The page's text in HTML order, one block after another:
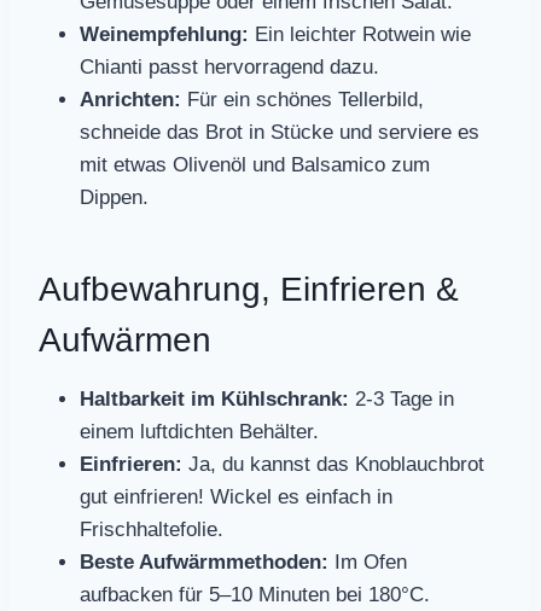
Weinempfehlung: Ein leichter Rotwein wie
Chianti passt hervorragend dazu.
Anrichten: Für ein schönes Tellerbild,
schneide das Brot in Stücke und serviere es
mit etwas Olivenöl und Balsamico zum
Dippen.
Aufbewahrung, Einfrieren &
Aufwärmen
Haltbarkeit im Kühlschrank: 2-3 Tage in
einem luftdichten Behälter.
Einfrieren: Ja, du kannst das Knoblauchbrot
gut einfrieren! Wickel es einfach in
Frischhaltefolie.
Beste Aufwärmmethoden: Im Ofen
aufbacken für 5–10 Minuten bei 180°C.